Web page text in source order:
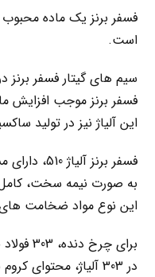
فسفر برنز یک ماده
است.
فسفر برنز موجب افزایش
این آلیاژ نیز در تولید
به صورت نیمه سخت،
این نوع مواد ضخامت های از 0.004 تا 0.125 در
برای